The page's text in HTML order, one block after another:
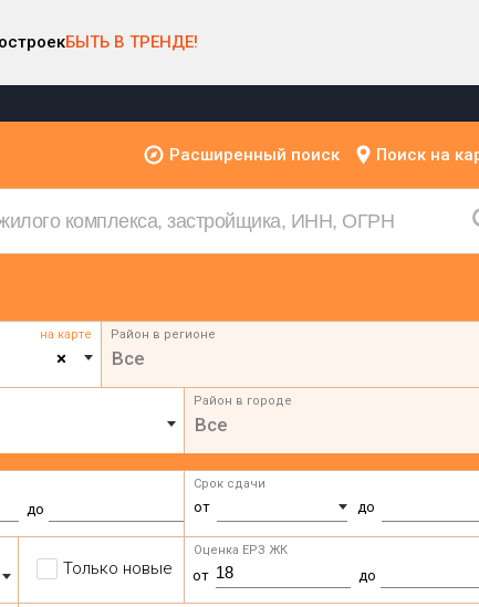
БЫТЬ В ТРЕНДЕ!
Расширенный поиск Поиск на
на карте
×
Район в регионе
Все
Район в городе
Все
до
Срок сдачи
от до
Только новые
Оценка ЕРЗ ЖК
от до